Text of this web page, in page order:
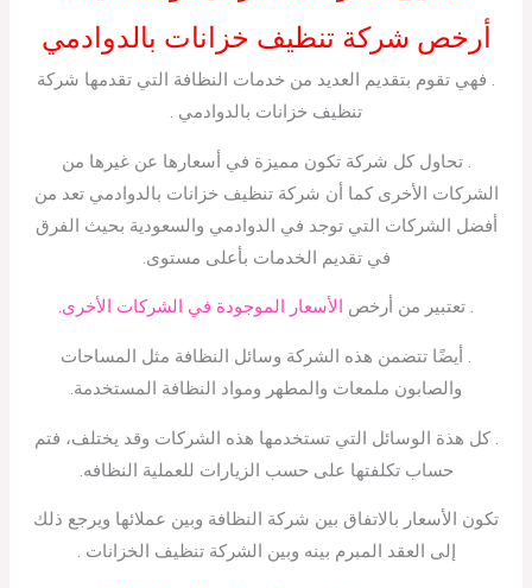
أرخص شركة تنظيف خزانات بالدوادمي
. فهي تقوم بتقديم العديد من خدمات النظافة التي تقدمها شركة
تنظيف خزانات بالدوادمي .
. تحاول كل شركة تكون مميزة في أسعارها عن غيرها من
الشركات الأخرى كما أن شركة تنظيف خزانات بالدوادمي تعد من
أفضل الشركات التي توجد في الدوادمي والسعودية بحيث الفرق
في تقديم الخدمات بأعلى مستوى.
. تعتبير من أرخص الأسعار الموجودة في الشركات الأخرى.
. أيضًا تتضمن هذه الشركة وسائل النظافة مثل المساحات
والصابون ملمعات والمطهر ومواد النظافة المستخدمة.
. كل هذة الوسائل التي تستخدمها هذه الشركات وقد يختلف، فتم
حساب تكلفتها على حسب الزيارات للعملية النظافه.
تكون الأسعار بالاتفاق بين شركة النظافة وبين عملائها ويرجع ذلك
إلى العقد المبرم بينه وبين الشركة تنظيف الخزانات .